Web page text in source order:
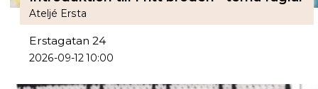
Ateljé Ersta
Erstagatan 24
2026-09-12 10:00